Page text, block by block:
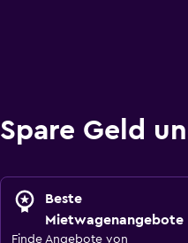
Spare Geld
Beste
Mietwagenangebote
Finde Angebote von